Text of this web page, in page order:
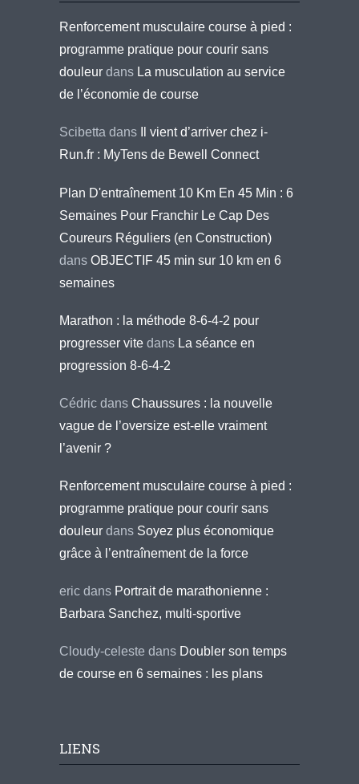
Renforcement musculaire course à pied :
programme pratique pour courir sans
douleur dans La musculation au service
de l’économie de course
Scibetta dans
Il vient d’arriver chez i-
Run.fr : MyTens de Bewell Connect
Plan D'entraînement 10 Km En 45 Min : 6
Semaines Pour Franchir Le Cap Des
Coureurs Réguliers (en Construction)
dans OBJECTIF 45 min sur 10 km en 6
semaines
Marathon : la méthode 8-6-4-2 pour
progresser vite dans La séance en
progression 8-6-4-2
Cédric dans Chaussures : la nouvelle
vague de l’oversize est-elle vraiment
l’avenir ?
Renforcement musculaire course à pied :
programme pratique pour courir sans
douleur dans Soyez plus économique
grâce à l’entraînement de la force
eric dans Portrait de marathonienne :
Barbara Sanchez, multi-sportive
Cloudy-celeste dans Doubler son temps
de course en 6 semaines : les plans
LIENS